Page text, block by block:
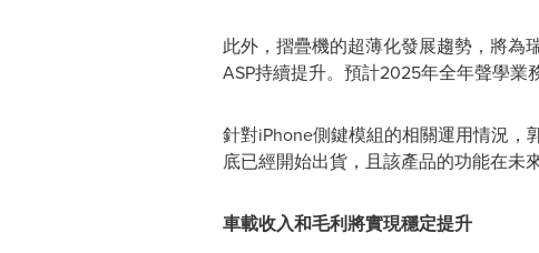
此外，摺疊機的超薄化發展趨勢，將為
ASP持續提升。預計2025年全年聲學業
針對iPhone側鍵模組的相關運用情況，
底已經開始出貨，且該產品的功能在未
車載收入和毛利將實現穩定提升